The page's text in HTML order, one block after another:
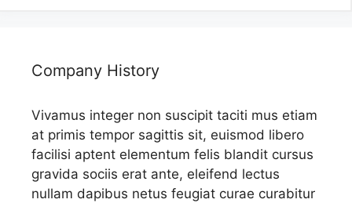
Company History
Vivamus integer non suscipit taciti mus etiam
at primis tempor sagittis sit, euismod libero
facilisi aptent elementum felis blandit cursus
gravida sociis erat ante, eleifend lectus
nullam dapibus netus feugiat curae curabitur